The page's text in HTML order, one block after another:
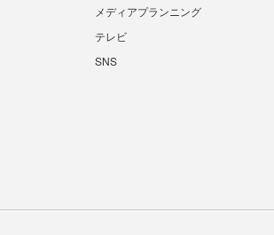
メディアプランニング
テレビ
SNS